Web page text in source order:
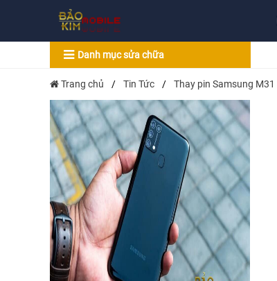
Danh mục sửa chữa
Trang chủ / Tin Tức / Thay pin Samsung M31